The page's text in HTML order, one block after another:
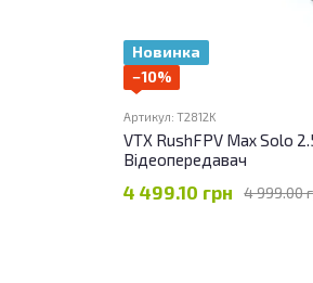
Новинка
−10%
Артикул: T2812K
VTX RushFPV Max Solo
Відеопередавач
4 999.00
4 499.10 грн